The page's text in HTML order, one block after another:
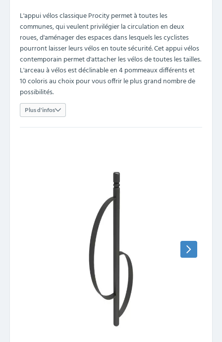
L'appui vélos classique Procity permet à toutes les
communes, qui veulent privilégier la circulation en deux
roues, d'aménager des espaces dans lesquels les cyclistes
pourront laisser leurs vélos en toute sécurité. Cet appui vélos
contemporain permet d'attacher les vélos de toutes les tailles.
L'arceau à vélos est déclinable en 4 pommeaux différents et
10 coloris au choix pour vous offrir le plus grand nombre de
possibilités.
Plus d'infos